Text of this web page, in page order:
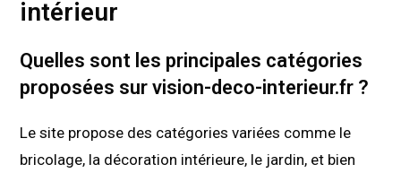
intérieur
Quelles sont les principales catégories
proposées sur vision-deco-interieur.fr ?
Le site propose des catégories variées comme le
bricolage, la décoration intérieure, le jardin, et bien